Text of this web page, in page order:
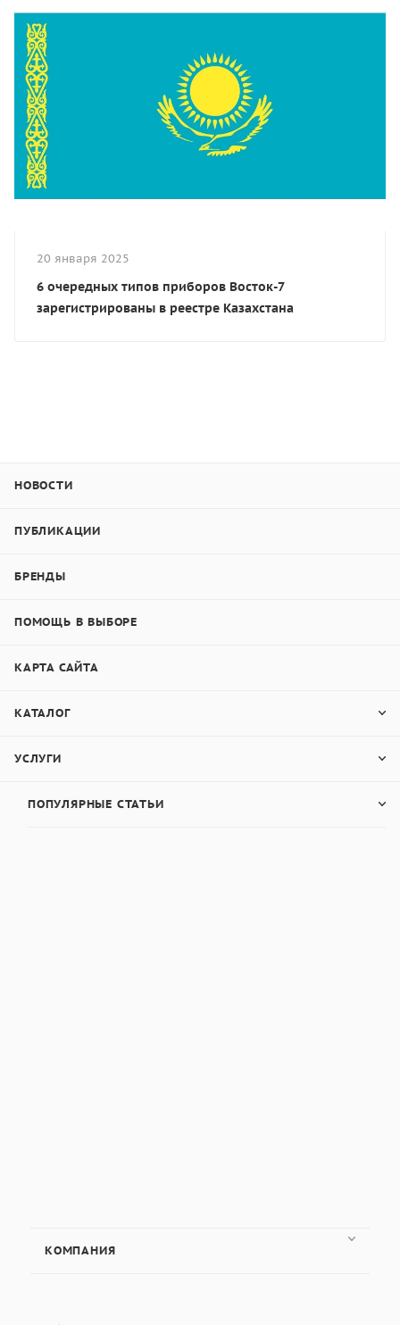
20 января 2025
6 очередных типов приборов Восток-7
зарегистрированы в реестре Казахстана
НОВОСТИ
ПУБЛИКАЦИИ
БРЕНДЫ
ПОМОЩЬ В ВЫБОРЕ
КАРТА САЙТА
КАТАЛОГ
УСЛУГИ
ПОПУЛЯРНЫЕ СТАТЬИ
КОМПАНИЯ